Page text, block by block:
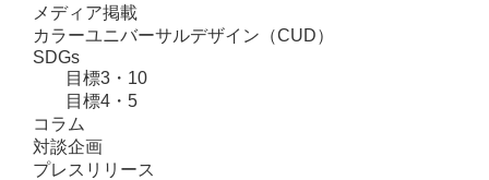
メディア掲載
カラーユニバーサルデザイン（CUD）
SDGs
目標3・10
目標4・5
コラム
対談企画
プレスリリース